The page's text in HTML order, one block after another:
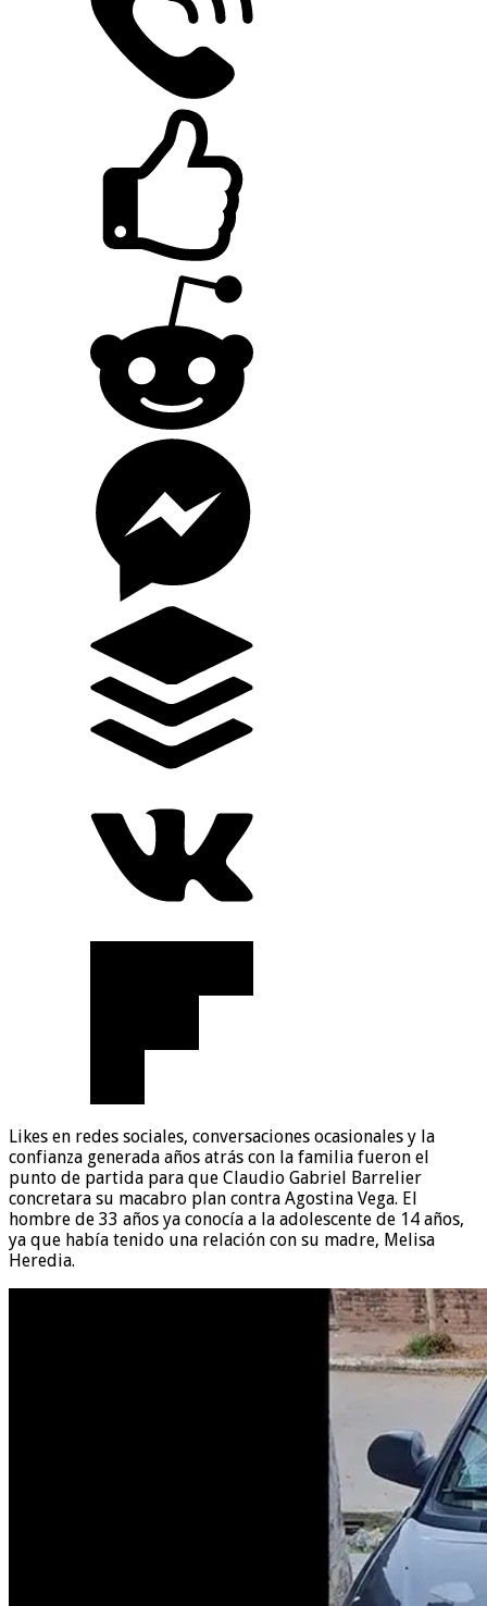
Likes en redes sociales, conversaciones ocasionales y la
confianza generada años atrás con la familia fueron el
punto de partida para que Claudio Gabriel Barrelier
concretara su macabro plan contra Agostina Vega. El
hombre de 33 años ya conocía a la adolescente de 14 años,
ya que había tenido una relación con su madre, Melisa
Heredia.